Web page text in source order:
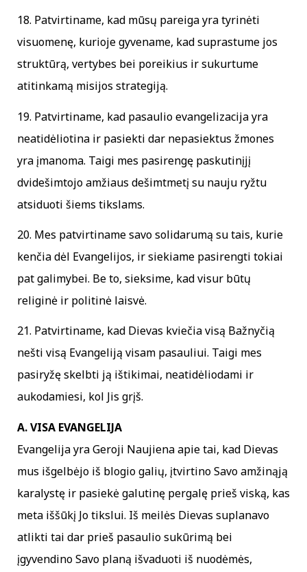
18. Patvirtiname, kad mūsų pareiga yra tyrinėti
visuomenę, kurioje gyvename, kad suprastume jos
struktūrą, vertybes bei poreikius ir sukurtume
atitinkamą misijos strategiją.
19. Patvirtiname, kad pasaulio evangelizacija yra
neatidėliotina ir pasiekti dar nepasiektus žmones
yra įmanoma. Taigi mes pasirengę paskutinįjį
dvidešimtojo amžiaus dešimtmetį su nauju ryžtu
atsiduoti šiems tikslams.
20. Mes patvirtiname savo solidarumą su tais, kurie
kenčia dėl Evangelijos, ir siekiame pasirengti tokiai
pat galimybei. Be to, sieksime, kad visur būtų
religinė ir politinė laisvė.
21. Patvirtiname, kad Dievas kviečia visą Bažnyčią
nešti visą Evangeliją visam pasauliui. Taigi mes
pasiryžę skelbti ją ištikimai, neatidėliodami ir
aukodamiesi, kol Jis grįš.
A. VISA EVANGELIJA
Evangelija yra Geroji Naujiena apie tai, kad Dievas
mus išgelbėjo iš blogio galių, įtvirtino Savo amžinąją
karalystę ir pasiekė galutinę pergalę prieš viską, kas
meta iššūkį Jo tikslui. Iš meilės Dievas suplanavo
atlikti tai dar prieš pasaulio sukūrimą bei
įgyvendino Savo planą išvaduoti iš nuodėmės,